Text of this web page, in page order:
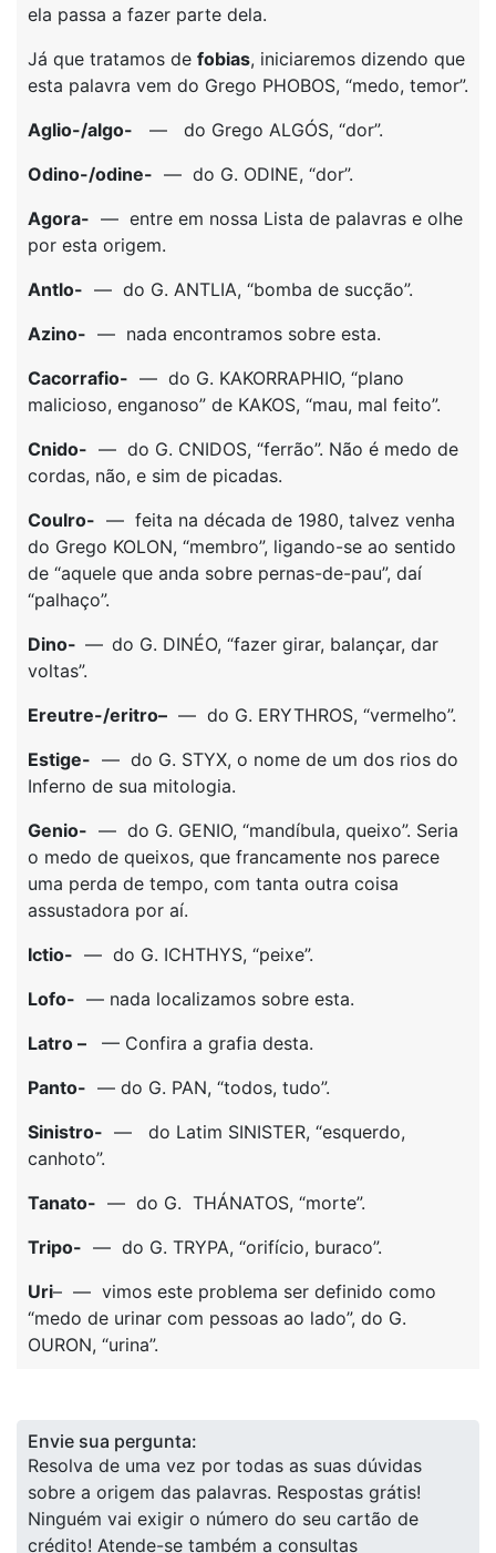
ela passa a fazer parte dela.
Já que tratamos de fobias, iniciaremos dizendo que
esta palavra vem do Grego PHOBOS, “medo, temor”.
Aglio-/algo- — do Grego ALGÓS, “dor”.
Odino-/odine- — do G. ODINE, “dor”.
Agora- — entre em nossa Lista de palavras e olhe
por esta origem.
Antlo- — do G. ANTLIA, “bomba de sucção”.
Azino- — nada encontramos sobre esta.
Cacorrafio- — do G. KAKORRAPHIO, “plano
malicioso, enganoso” de KAKOS, “mau, mal feito”.
Cnido- — do G. CNIDOS, “ferrão”. Não é medo de
cordas, não, e sim de picadas.
Coulro- — feita na década de 1980, talvez venha
do Grego KOLON, “membro”, ligando-se ao sentido
de “aquele que anda sobre pernas-de-pau”, daí
“palhaço”.
Dino- — do G. DINÉO, “fazer girar, balançar, dar
voltas”.
Ereutre-/eritro– — do G. ERYTHROS, “vermelho”.
Estige- — do G. STYX, o nome de um dos rios do
Inferno de sua mitologia.
Genio- — do G. GENIO, “mandíbula, queixo”. Seria
o medo de queixos, que francamente nos parece
uma perda de tempo, com tanta outra coisa
assustadora por aí.
Ictio- — do G. ICHTHYS, “peixe”.
Lofo- — nada localizamos sobre esta.
Latro –
— Confira a grafia desta.
Panto- — do G. PAN, “todos, tudo”.
Sinistro- — do Latim SINISTER, “esquerdo,
canhoto”.
Tanato- — do G. THÁNATOS, “morte”.
Tripo- — do G. TRYPA, “orifício, buraco”.
Uri– — vimos este problema ser definido como
“medo de urinar com pessoas ao lado”, do G.
OURON, “urina”.
Envie sua pergunta:
Resolva de uma vez por todas as suas dúvidas
sobre a origem das palavras. Respostas grátis!
Ninguém vai exigir o número do seu cartão de
crédito! Atende-se também a consultas